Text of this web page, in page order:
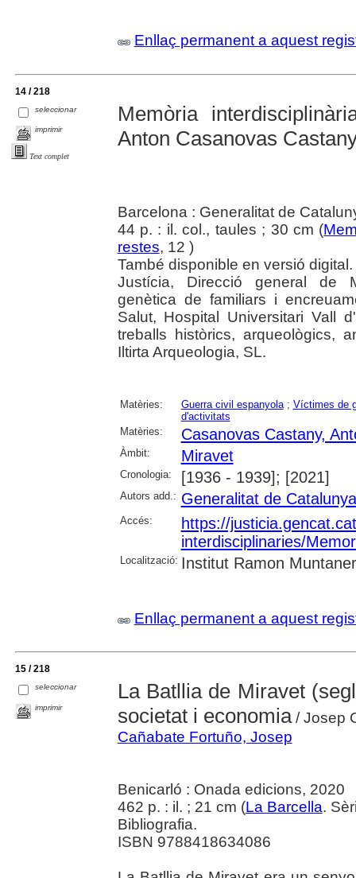
Enllaç permanent a aquest
14 / 218
seleccionar
imprimir
Text complet
Memòria
Anton Casanovas
Barcelona : Generalitat de
44 p. : il. col., taules ; 30 cm (
restes, 12 )
També disponible en versió
Justícia, Direcció general de
genètica de familiars i
Salut, Hospital Universitari Vall
treballs històrics, arqueològics,
Iltirta Arqueologia, SL.
Matèries: Guerra civil espanyola; Víctimes de
d'activitats
Matèries:
Casanovas Castany,
Àmbit: Miravet
Cronologia: [1936 - 1939]; [2021]
Autors add.: Generalitat de Catalunya
Accés:
https://
interdisciplinaries/
Localització: Institut Ramon Muntaner
Enllaç permanent a aquest
15 / 218
seleccionar
imprimir
La Batllia de Miravet
societat i economia/ Josep
Cañabate Fortuño, Josep
Benicarló : Onada edicions, 2020
462 p. : il. ; 21 cm (La Barcella.
Bibliografia.
ISBN 9788418634086